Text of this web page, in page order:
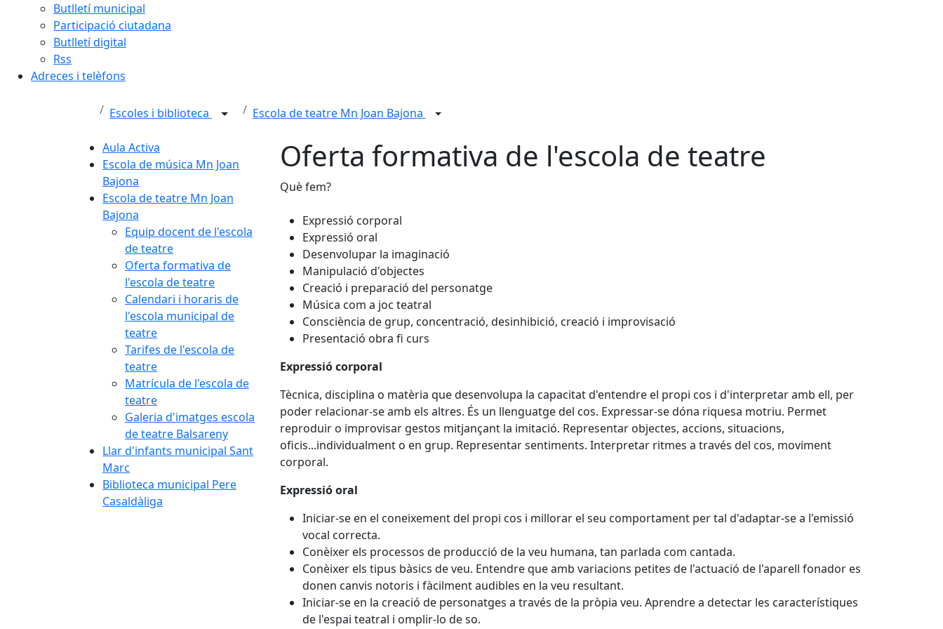
Butlletí municipal
Participació ciutadana
Butlletí digital
Rss
Adreces i telèfons
Escoles i biblioteca Escola de teatre Mn Joan Bajona
Aula Activa
Escola de música Mn Joan
Bajona
Escola de teatre Mn Joan
Bajona
Equip docent de l'escola
de teatre
Oferta formativa de
l'escola de teatre
Calendari i horaris de
l'escola municipal de
teatre
Tarifes de l'escola de
teatre
Matrícula de l'escola de
teatre
Galeria d'imatges escola
de teatre Balsareny
Llar d'infants municipal Sant
Marc
Biblioteca municipal Pere
Casaldàliga
Oferta formativa de l'escola de teatre
Què fem?
Expressió corporal
Expressió oral
Desenvolupar la imaginació
Manipulació d'objectes
Creació i preparació del personatge
Música com a joc teatral
Consciència de grup, concentració, desinhibició, creació i improvisació
Presentació obra fi curs
Expressió corporal
Tècnica, disciplina o matèria que desenvolupa la capacitat d'entendre el propi cos i d'interpretar amb ell, per
poder relacionar-se amb els altres. És un llenguatge del cos. Expressar-se dóna riquesa motriu. Permet
reproduir o improvisar gestos mitjançant la imitació. Representar objectes, accions, situacions,
oficis...individualment o en grup. Representar sentiments. Interpretar ritmes a través del cos, moviment
corporal.
Expressió oral
Iniciar-se en el coneixement del propi cos i millorar el seu comportament per tal d'adaptar-se a l'emissió
vocal correcta.
Conèixer els processos de producció de la veu humana, tan parlada com cantada.
Conèixer els tipus bàsics de veu. Entendre que amb variacions petites de l'actuació de l'aparell fonador es
donen canvis notoris i fàcilment audibles en la veu resultant.
Iniciar-se en la creació de personatges a través de la pròpia veu. Aprendre a detectar les característiques
de l'espai teatral i omplir-lo de so.